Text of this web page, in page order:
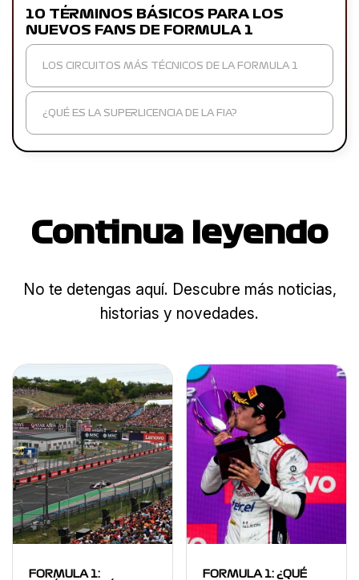
10 TÉRMINOS BÁSICOS PARA LOS
NUEVOS FANS DE FORMULA 1
LOS CIRCUITOS MÁS TÉCNICOS DE LA FORMULA 1
¿QUÉ ES LA SUPERLICENCIA DE LA FIA?
Continua leyendo
No te detengas aquí. Descubre más noticias,
historias y novedades.
FORMULA 1:
FORMULA 1: ¿QUÉ